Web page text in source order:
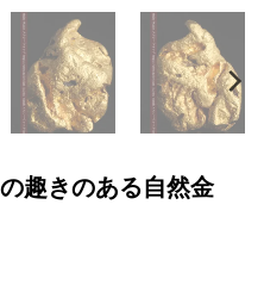
趣きのある自然金